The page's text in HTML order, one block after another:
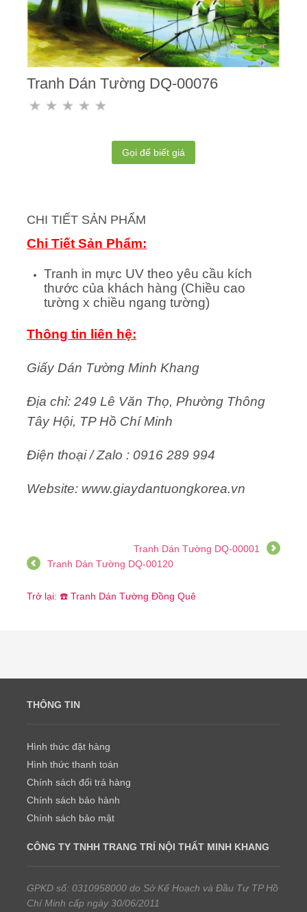
Tranh Dán Tường DQ-00076
Gọi để biết giá
CHI TIẾT SẢN PHẨM
Chi Tiết Sản Phẩm:
Tranh in mực UV theo yêu cầu kích
thước của khách hàng (Chiều cao
tường x chiều ngang tường)
Thông tin liên hệ:
Giấy Dán Tường Minh Khang
Địa chỉ: 249 Lê Văn Thọ, Phường Thông
Tây Hội, TP Hồ Chí Minh
Điện thoại / Zalo : 0916 289 994
Website: www.giaydantuongkorea.vn
Tranh Dán Tường DQ-00001
Tranh Dán Tường DQ-00120
Trở lại: ☎️ Tranh Dán Tường Đồng Quê
THÔNG TIN
Hình thức đặt hàng
Hình thức thanh toán
Chính sách đổi trả hàng
Chính sách bảo hành
Chính sách bảo mật
CÔNG TY TNHH TRANG TRÍ NỘI THẤT MINH KHANG
GPKD số: 0310958000 do Sở Kế Hoạch và Đầu Tư TP Hồ
Chí Minh cấp ngày 30/06/2011